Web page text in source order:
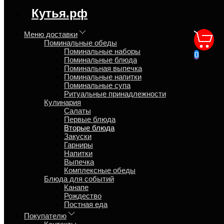
регион доставки:
Московская область
Кутья.рф
Меню доставки
Поминальные обеды
Поминальные наборы
Поминальные блюда
Поминальная выпечка
Поминальные напитки
Поминальные супа
Ритуальные принадлежности
Кулинария
Салаты
Первые блюда
Вторые блюда
Закуски
Гарниры
Напитки
Выпечка
Комплексные обеды
Блюда для событий
Канапе
Рождество
Постная еда
Покупателю
0
Котлета куриная жареная,
гарнир на выбор
Вторые блюда
Характеристики
Страница
Страница
Котлета куриная в панировке жареная, очень сочная!
Подаётся с гарниром на выбор.